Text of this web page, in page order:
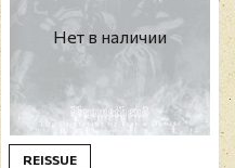
Нет в наличии
REISSUE